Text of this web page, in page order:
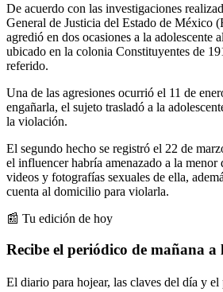
De acuerdo con las investigaciones
General de Justicia del Estado de México
agredió en dos ocasiones a la adolescente
ubicado en la colonia Constituyentes de
referido.
Una de las agresiones ocurrió el 11 de
engañarla, el sujeto trasladó a la
la violación.
El segundo hecho se registró el 22 de
el influencer habría amenazado a la
videos y fotografías sexuales de ella,
cuenta al domicilio para violarla.
📰 Tu edición de hoy
Recibe el periódico de mañana a
El diario para hojear, las claves del día y